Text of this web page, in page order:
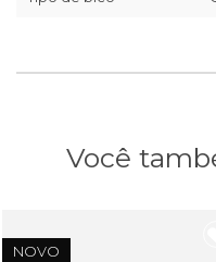
Você
NOVO